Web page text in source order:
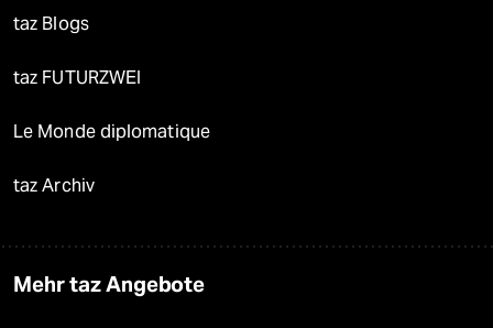
taz Blogs
taz FUTURZWEI
Le Monde diplomatique
taz Archiv
Mehr taz Angebote